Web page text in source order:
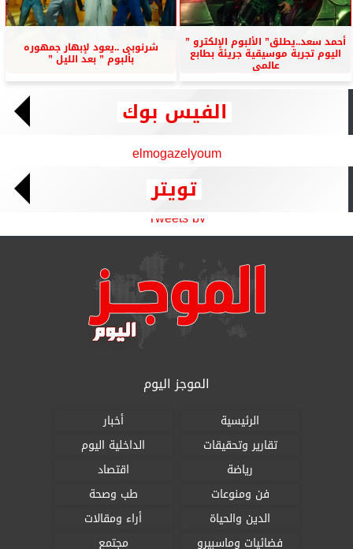
أحمد سعد..يطلق” الألبوم الإلكترو ”
اليوم تجربة موسيقية جريئة بطابع
عالمى
شرنوبى ..يعود لإبهار جمهوره
بألبوم ” بعد الليل ”
الفيس بوك
elmogazelyoum
تويتر
Tweets by
الموجز اليوم
الرئيسية
أخبار
تقارير وتحقيقات
الداخلية اليوم
رياضة
اقتصاد
فن ومنوعات
طب وصحة
الدين والحياة
أراء ومقالات
فضائيات وماسبيرو
مجتمع